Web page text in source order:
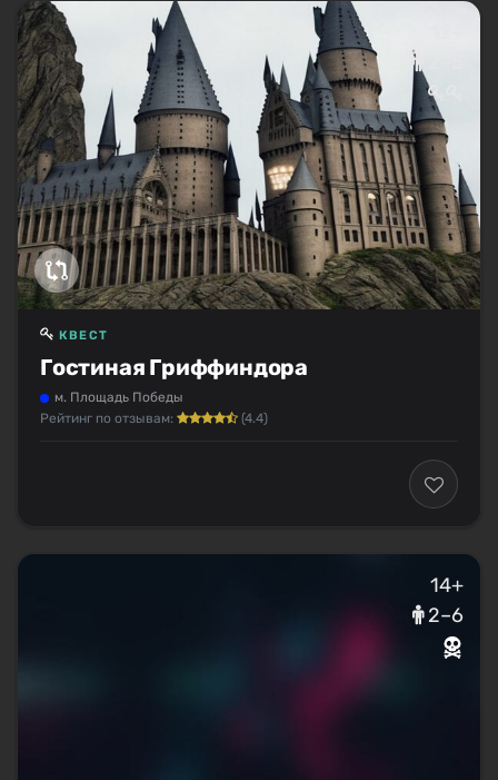
Гостиная Гриффиндора
КВЕСТ
м. Площадь Победы
Рейтинг по отзывам:
(4.4)
14+
2–6